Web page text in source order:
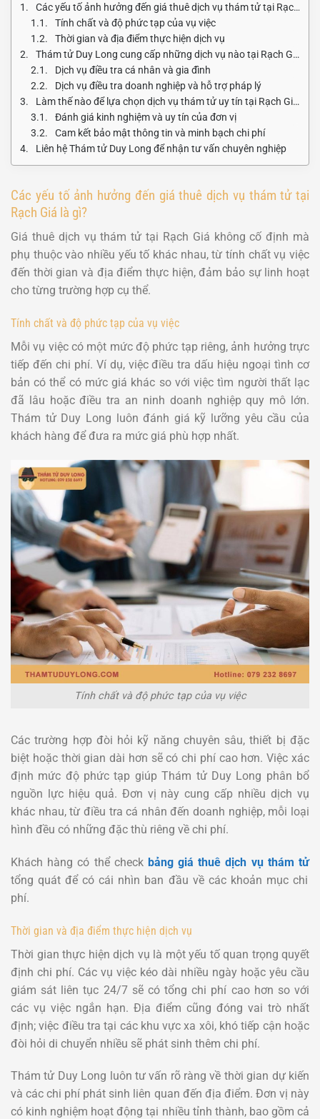
Các yếu tố ảnh hưởng đến giá thuê dịch vụ thám tử tại Rạch Giá là gì?
Tính chất và độ phức tạp của vụ việc
Thời gian và địa điểm thực hiện dịch vụ
Thám tử Duy Long cung cấp những dịch vụ nào tại Rạch Giá và chi phí ra sao?
Dịch vụ điều tra cá nhân và gia đình
Dịch vụ điều tra doanh nghiệp và hỗ trợ pháp lý
Làm thế nào để lựa chọn dịch vụ thám tử uy tín tại Rạch Giá?
Đánh giá kinh nghiệm và uy tín của đơn vị
Cam kết bảo mật thông tin và minh bạch chi phí
Liên hệ Thám tử Duy Long để nhận tư vấn chuyên nghiệp
Các yếu tố ảnh hưởng đến giá thuê dịch vụ thám tử tại
Rạch Giá là gì?
Giá thuê dịch vụ thám tử tại Rạch Giá không cố định mà
phụ thuộc vào nhiều yếu tố khác nhau, từ tính chất vụ việc
đến thời gian và địa điểm thực hiện, đảm bảo sự linh hoạt
cho từng trường hợp cụ thể.
Tính chất và độ phức tạp của vụ việc
Mỗi vụ việc có một mức độ phức tạp riêng, ảnh hưởng trực
tiếp đến chi phí. Ví dụ, việc điều tra dấu hiệu ngoại tình cơ
bản có thể có mức giá khác so với việc tìm người thất lạc
đã lâu hoặc điều tra an ninh doanh nghiệp quy mô lớn.
Thám tử Duy Long luôn đánh giá kỹ lưỡng yêu cầu của
khách hàng để đưa ra mức giá phù hợp nhất.
Tính chất và độ phức tạp của vụ việc
Các trường hợp đòi hỏi kỹ năng chuyên sâu, thiết bị đặc
biệt hoặc thời gian dài hơn sẽ có chi phí cao hơn. Việc xác
định mức độ phức tạp giúp Thám tử Duy Long phân bổ
nguồn lực hiệu quả. Đơn vị này cung cấp nhiều dịch vụ
khác nhau, từ điều tra cá nhân đến doanh nghiệp, mỗi loại
hình đều có những đặc thù riêng về chi phí.
Khách hàng có thể check bảng giá thuê dịch vụ thám tử
tổng quát để có cái nhìn ban đầu về các khoản mục chi
phí.
Thời gian và địa điểm thực hiện dịch vụ
Thời gian thực hiện dịch vụ là một yếu tố quan trọng quyết
định chi phí. Các vụ việc kéo dài nhiều ngày hoặc yêu cầu
giám sát liên tục 24/7 sẽ có tổng chi phí cao hơn so với
các vụ việc ngắn hạn. Địa điểm cũng đóng vai trò nhất
định; việc điều tra tại các khu vực xa xôi, khó tiếp cận hoặc
đòi hỏi di chuyển nhiều sẽ phát sinh thêm chi phí.
Thám tử Duy Long luôn tư vấn rõ ràng về thời gian dự kiến
và các chi phí phát sinh liên quan đến địa điểm. Đơn vị này
có kinh nghiệm hoạt động tại nhiều tỉnh thành, bao gồm cả